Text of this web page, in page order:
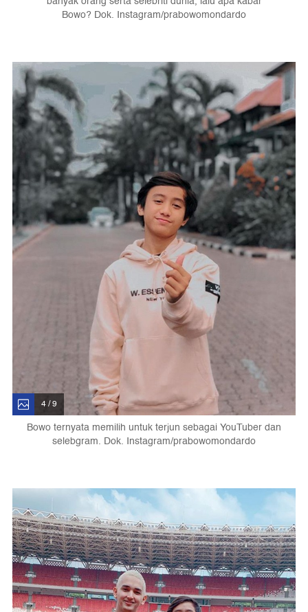
Bowo? Dok. Instagram/prabowomondardo
4 / 9
Bowo ternyata memilih untuk terjun sebagai YouTuber dan
selebgram. Dok. Instagram/prabowomondardo